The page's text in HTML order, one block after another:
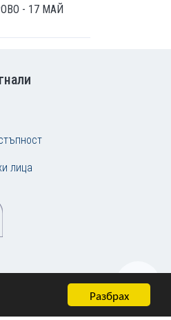
Разбрах
- 17 МАЙ
лица